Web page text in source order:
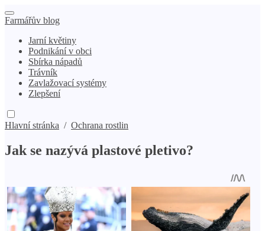
Farmářův blog
Jarní květiny
Podnikání v obci
Sbírka nápadů
Trávník
Zavlažovací systémy
Zlepšení
Hlavní stránka / Ochrana rostlin
Jak se nazývá plastové pletivo?